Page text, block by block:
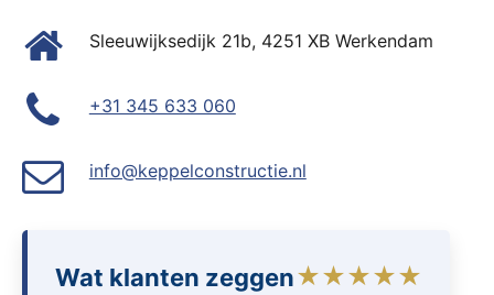
Sleeuwijksedijk 21b, 4251 XB Werkendam
+31 345 633 060
info@keppelconstructie.nl
Wat klanten zeggen★★★★★